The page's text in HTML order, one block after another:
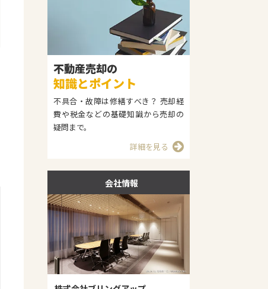
不動産売却の
知識とポイント
不具合・故障は修繕すべき？ 売却経
費や税金などの基礎知識から売却の
疑問まで。
詳細を見る
会社情報